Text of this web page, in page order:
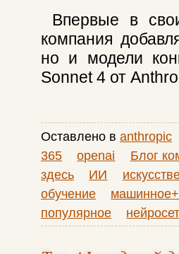
Впервые в
компания
но и модели
Sonnet 4 от
Оставлено в anthropic
365
openai Блог
здесь
ИИ
обучение
популярное